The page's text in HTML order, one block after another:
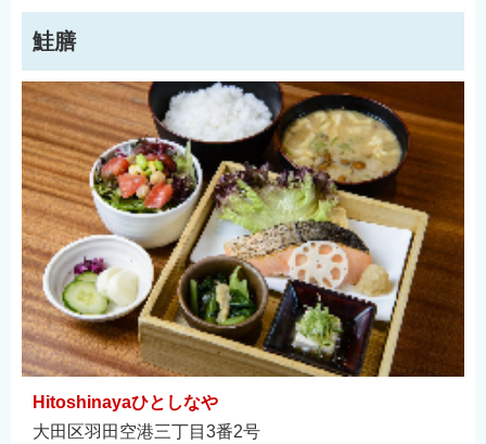
鮭膳
Hitoshinayaひとしなや
大田区羽田空港三丁目3番2号